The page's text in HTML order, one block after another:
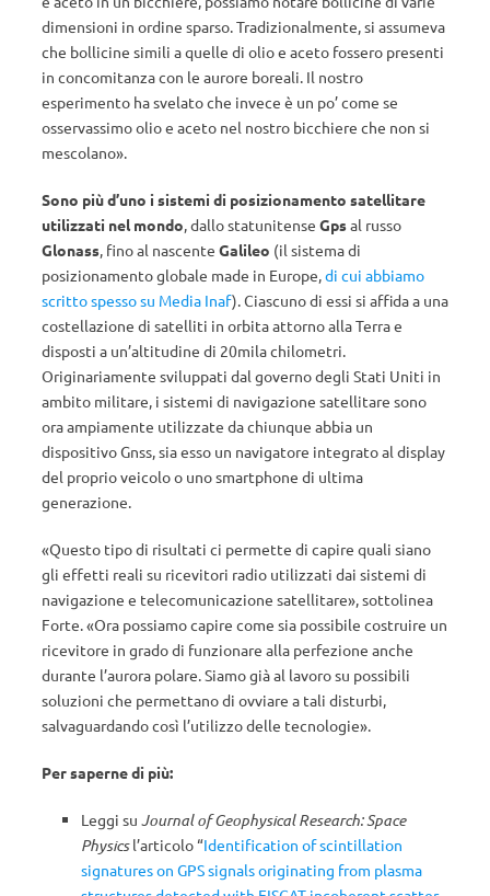
dimensioni in ordine sparso. Tradizionalmente, si assumeva
che bollicine simili a quelle di olio e aceto fossero presenti
in concomitanza con le aurore boreali. Il nostro
esperimento ha svelato che invece è un po’ come se
osservassimo olio e aceto nel nostro bicchiere che non si
mescolano».
Sono più d’uno i sistemi di posizionamento satellitare
utilizzati nel mondo, dallo statunitense Gpsal russo
Glonass, fino al nascente Galileo (il sistema di
posizionamento globale made in Europe,di cui abbiamo
scritto spesso su Media Inaf). Ciascuno di essi si affida a una
costellazione di satelliti in orbita attorno alla Terra e
disposti a un’altitudine di 20mila chilometri.
Originariamente sviluppati dal governo degli Stati Uniti in
ambito militare, i sistemi di navigazione satellitare sono
ora ampiamente utilizzate da chiunque abbia un
dispositivo Gnss, sia esso un navigatore integrato al display
del proprio veicolo o uno smartphone di ultima
generazione.
«Questo tipo di risultati ci permette di capire quali siano
gli effetti reali su ricevitori radio utilizzati dai sistemi di
navigazione e telecomunicazione satellitare», sottolinea
Forte. «Ora possiamo capire come sia possibile costruire un
ricevitore in grado di funzionare alla perfezione anche
durante l’aurora polare. Siamo già al lavoro su possibili
soluzioni che permettano di ovviare a tali disturbi,
salvaguardando così l’utilizzo delle tecnologie».
Per saperne di più:
Leggi su Journal of Geophysical Research: Space
Physicsl’articolo “Identification of scintillation
signatures on GPS signals originating from plasma